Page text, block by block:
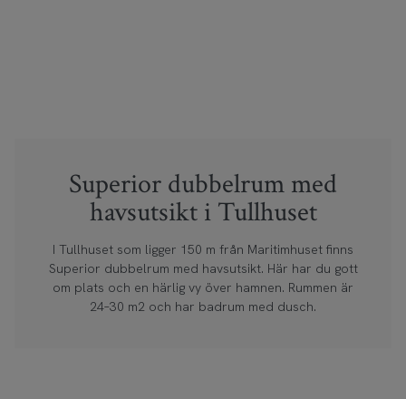
Superior dubbelrum med
havsutsikt i Tullhuset
I Tullhuset som ligger 150 m från Maritimhuset finns
Superior dubbelrum med havsutsikt. Här har du gott
om plats och en härlig vy över hamnen. Rummen är
24–30 m2 och har badrum med dusch.